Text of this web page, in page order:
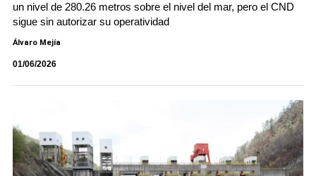
un nivel de 280.26 metros sobre el nivel del mar, pero el CND
sigue sin autorizar su operatividad
Álvaro Mejía
01/06/2026